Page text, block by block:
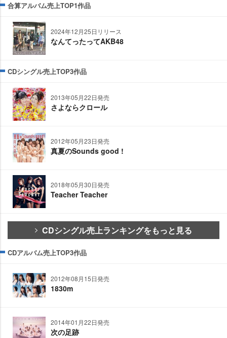
合算アルバム売上TOP1作品
2024年12月25日リリース
なんてったってAKB48
CDシングル売上TOP3作品
2013年05月22日発売
さよならクロール
2012年05月23日発売
真夏のSounds good !
2018年05月30日発売
Teacher Teacher
CDシングル売上ランキングをもっと見る
CDアルバム売上TOP3作品
2012年08月15日発売
1830m
2014年01月22日発売
次の足跡